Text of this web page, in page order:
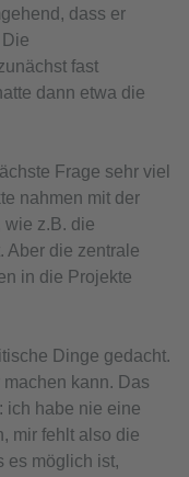
dass er
fast
dann etwa die
Frage sehr viel
nahmen mit der
wie z.B. die
Aber die zentrale
in die Projekte
Dinge gedacht.
machen kann. Das
ich habe nie eine
mir fehlt also die
es möglich ist,